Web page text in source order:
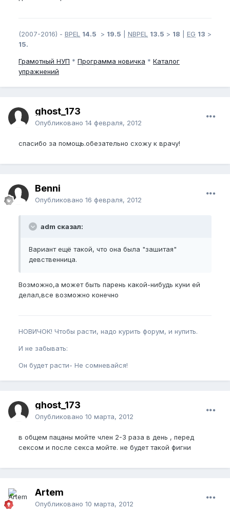
(2007-2016) - BPEL 14.5 > 19.5 NBPEL 13.5 > 18 EG 13 >
15.
Грамотный НУП * Программа новичка * Каталог
упражнений
ghost_173
Опубликовано 14 февраля, 2012
спасибо за помощь.обезательно схожу к врачу!
Benni
Опубликовано 16 февраля, 2012
adm сказал:
Вариант ещё такой, что она была "зашитая"
девственница.
Возможно,а может быть парень какой-нибудь куни ей
делал,все возможно конечно
НОВИЧОК! Чтобы расти, надо курить форум, и нупить.
И не забывать:
Он будет расти- Не сомневайся!
ghost_173
Опубликовано 10 марта, 2012
в общем пацаны мойте член 2-3 раза в день , перед
сексом и после секса мойте. не будет такой фигни
Artem
Опубликовано 10 марта, 2012